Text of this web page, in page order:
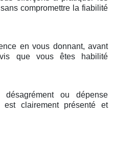
compromettre la fiabilité
en vous donnant, avant
que vous êtes habilité
ou dépense
clairement présenté et